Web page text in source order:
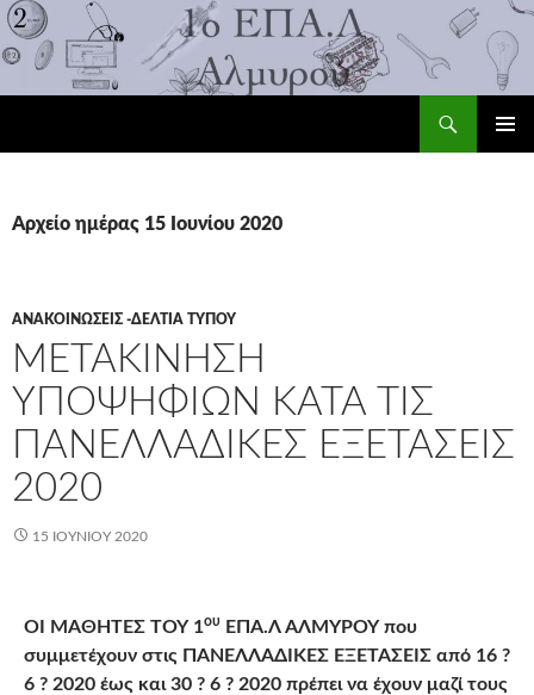
Αρχείο ημέρας 15 Ιουνίου 2020
ΑΝΑΚΟΙΝΏΣΕΙΣ -ΔΕΛΤΊΑ ΤΎΠΟΥ
ΜΕΤΑΚΊΝΗΣΗ
ΥΠΟΨΗΦΊΩΝ ΚΑΤΆ ΤΙΣ
ΠΑΝΕΛΛΑΔΙΚΈΣ ΕΞΕΤΆΣΕΙΣ
2020
15 ΙΟΥΝΊΟΥ 2020
ΟΙ ΜΑΘΗΤΕΣ ΤΟΥ 1ου ΕΠΑ.Λ ΑΛΜΥΡΟΥ που
συμμετέχουν στις ΠΑΝΕΛΛΑΔΙΚΕΣ ΕΞΕΤΑΣΕΙΣ από 16 ?
6 ? 2020 έως και 30 ? 6 ? 2020 πρέπει να έχουν μαζί τους